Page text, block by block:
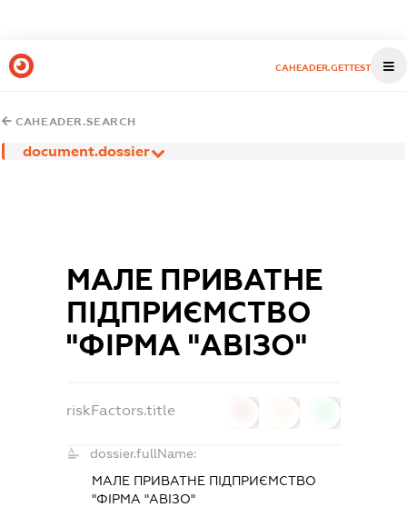
CAHEADER.GETTEST
CAHEADER.SEARCH
document.dossier
МАЛЕ ПРИВАТНЕ
ПІДПРИЄМСТВО
"ФІРМА "АВІЗО"
riskFactors.title
dossier.fullName:
МАЛЕ ПРИВАТНЕ ПІДПРИЄМСТВО
"ФІРМА "АВІЗО"